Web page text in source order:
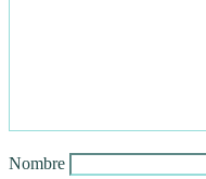
Nombre